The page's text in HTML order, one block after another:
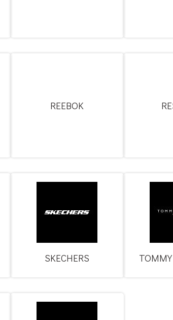
REEBOK
SKECHERS